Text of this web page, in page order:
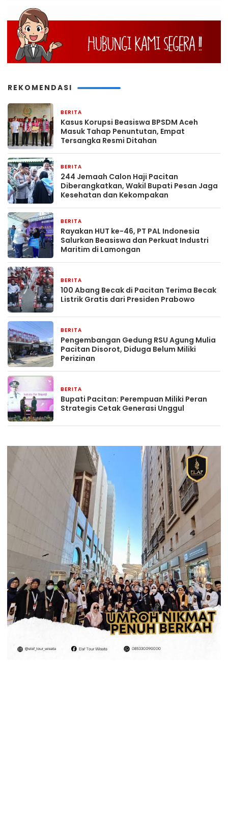
REKOMENDASI
BERITA
Kasus Korupsi Beasiswa BPSDM Aceh
Masuk Tahap Penuntutan, Empat
Tersangka Resmi Ditahan
BERITA
244 Jemaah Calon Haji Pacitan
Diberangkatkan, Wakil Bupati Pesan Jaga
Kesehatan dan Kekompakan
BERITA
Rayakan HUT ke-46, PT PAL Indonesia
Salurkan Beasiswa dan Perkuat Industri
Maritim di Lamongan
BERITA
100 Abang Becak di Pacitan Terima Becak
Listrik Gratis dari Presiden Prabowo
BERITA
Pengembangan Gedung RSU Agung Mulia
Pacitan Disorot, Diduga Belum Miliki
Perizinan
BERITA
Bupati Pacitan: Perempuan Miliki Peran
Strategis Cetak Generasi Unggul